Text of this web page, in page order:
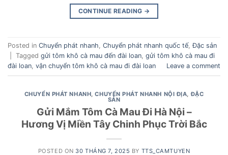
CONTINUE READING →
Posted in Chuyển phát nhanh, Chuyển phát nhanh quốc tế,Đặc sản
Tagged gửi tôm khô cà mau đến đài loan, gửi tôm khô cà mau đi
đài loan, vận chuyển tôm khô cà mau đi đài loan Leave a comment
CHUYỂN PHÁT NHANH,CHUYỂN PHÁT NHANH NỘI ĐỊA,ĐẶC
SẢN
Gửi Mắm Tôm Cà Mau Đi Hà Nội –
Hương Vị Miền Tây Chinh Phục Trời Bắc
POSTED ON 30 THÁNG 7, 2025 BY TTS_CAMTUYEN